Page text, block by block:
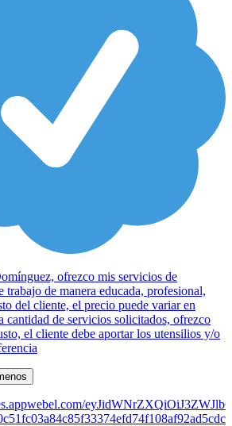
ofrezco mis servicios de
trabajo de manera educada, profesional,
del cliente, el precio puede variar en
cantidad de servicios solicitados, ofrezco
el cliente debe aportar los utensilios y/o